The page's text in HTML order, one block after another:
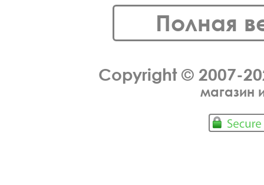
Полная
Copyright © 2007-
магазин